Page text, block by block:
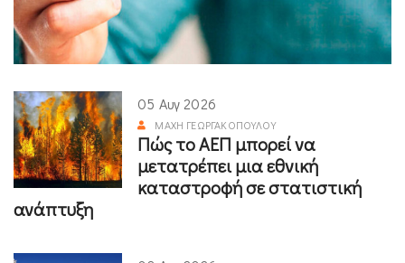
05 Αυγ 2026
ΜΆΧΗ ΓΕΩΡΓΑΚΟΠΟΎΛΟΥ
Πώς το ΑΕΠ μπορεί να
μετατρέπει μια εθνική
καταστροφή σε στατιστική
ανάπτυξη